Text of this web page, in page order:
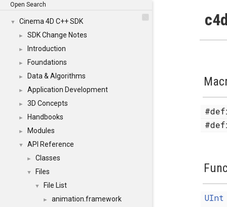
Open Search
▼ Cinema 4D C++ SDK
► SDK Change Notes
► Introduction
► Foundations
► Data & Algorithms
► Application Development
► 3D Concepts
► Handbooks
► Modules
▼ API Reference
► Classes
▼ Files
▼ File List
► animation.framework UInt